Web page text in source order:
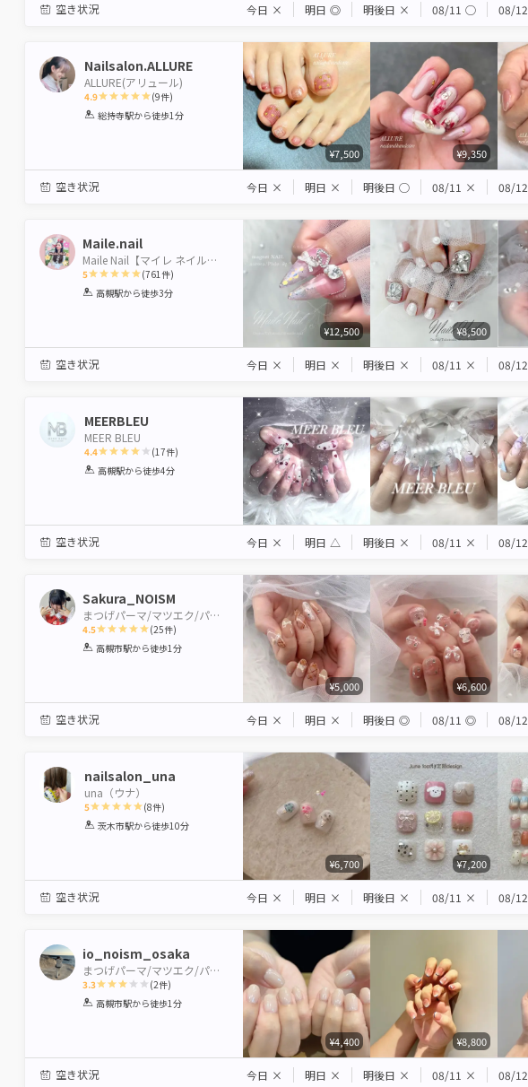
空き状況 今日 × 明日 ◎ 明後日 × 08/11 ◯ 08/12
Nailsalon.ALLURE
ALLURE(アリュール)
4.9
1 2 3 4 5
(9件)
総持寺駅から徒歩1分
¥7,500 ¥9,350
空き状況 今日 × 明日 × 明後日 ◯ 08/11 × 08/12
Maile.nail
Maile Nail【マイレ ネイル】大阪/高槻駅徒歩3分🪽
5
1 2 3 4 5
(761 件)
高槻駅から徒歩3分
¥12,500 ¥8,500
空き状況 今日 × 明日 × 明後日 × 08/11 × 08/12
MEERBLEU
MEER BLEU
4.4
1 2 3 4 5
(17件)
高槻駅から徒歩4分
空き状況 今日 × 明日 △ 明後日 × 08/11 × 08/12
Sakura_NOISM
まつげパーマ/マツエク/パリジェンヌ/眉毛/アイブロウ EYE STUDIO&W NAIL 高槻店
4.5
1 2 3 4 5
(25件)
高槻市駅から徒歩1分
¥5,000 ¥6,600
空き状況 今日 × 明日 × 明後日 ◎ 08/11 ◎ 08/12
nailsalon_una
una（ウナ）
5
1 2 3 4 5
(8件)
茨木市駅から徒歩10分
¥6,700 ¥7,200
空き状況 今日 × 明日 × 明後日 × 08/11 × 08/12
io_noism_osaka
まつげパーマ/マツエク/パリジェンヌ/眉毛/アイブロウ EYE STUDIO&W NAIL 高槻店
3.3
1 2 3 4 5
(2件)
高槻市駅から徒歩1分
¥4,400 ¥8,800
空き状況 今日 × 明日 × 明後日 × 08/11 × 08/12